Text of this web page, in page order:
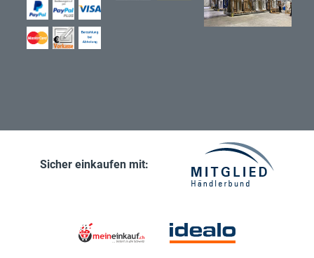
Sicher einkaufen mit: